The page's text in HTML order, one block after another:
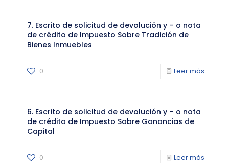
7. Escrito de solicitud de devolución y – o nota
de crédito de Impuesto Sobre Tradición de
Bienes Inmuebles
0 Leer más
6. Escrito de solicitud de devolución y – o nota
de crédito de Impuesto Sobre Ganancias de
Capital
0 Leer más